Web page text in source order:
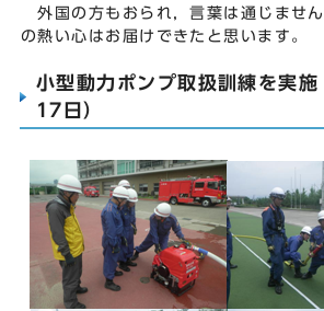
外国の方もおられ，言葉は通じません
の熱い心はお届けできたと思います。
小型動力ポンプ取扱訓練を実
17日）